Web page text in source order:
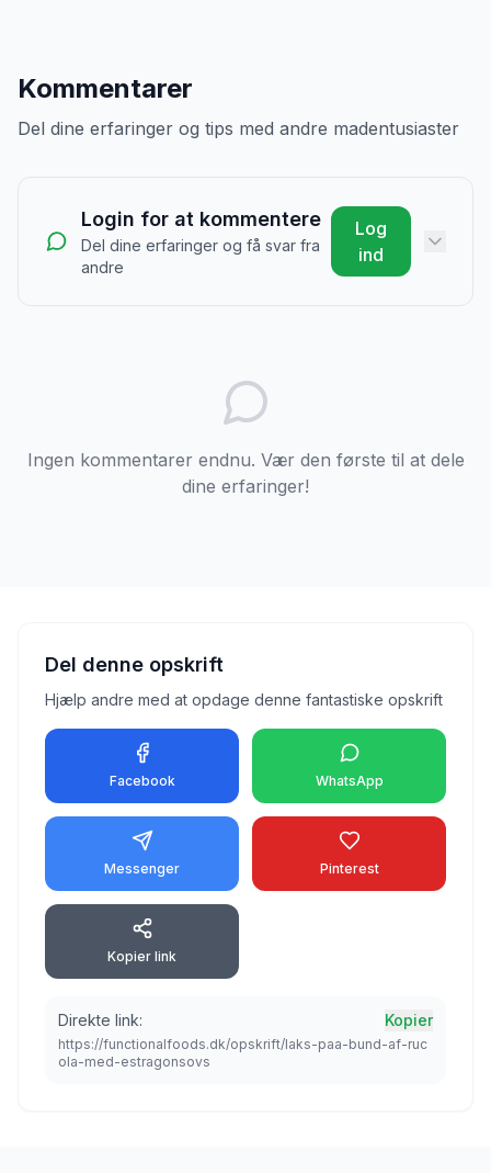
Kommentarer
Del dine erfaringer og tips med andre madentusiaster
Login for at kommentere
Del dine erfaringer og få svar fra
andre
Log
ind
Ingen kommentarer endnu. Vær den første til at dele
dine erfaringer!
Del denne opskrift
Hjælp andre med at opdage denne fantastiske opskrift
Facebook WhatsApp
Messenger Pinterest
Kopier link
Direkte link: Kopier
https://functionalfoods.dk/opskrift/laks-paa-bund-af-ruc
ola-med-estragonsovs